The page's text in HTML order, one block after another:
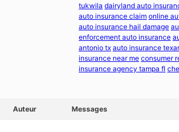
tukwila dairyland auto
auto insurance claim online
auto insurance hail damage
enforcement auto insurance
antonio tx auto insurance
insurance near me consumer
insurance agency tampa fl
Auteur Messages